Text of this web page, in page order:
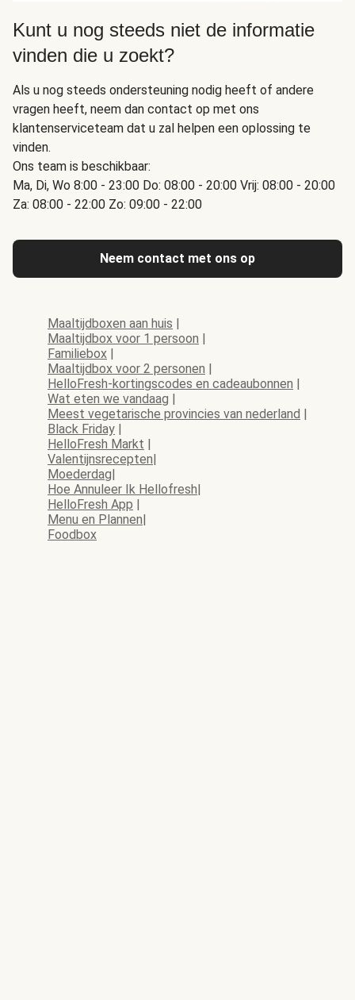
Kunt u nog steeds niet de informatie
vinden die u zoekt?
Als u nog steeds ondersteuning nodig heeft of andere
vragen heeft, neem dan contact op met ons
klantenserviceteam dat u zal helpen een oplossing te
vinden.
Ons team is beschikbaar:
Ma, Di, Wo 8:00 - 23:00 Do: 08:00 - 20:00 Vrij: 08:00 - 20:00
Za: 08:00 - 22:00 Zo: 09:00 - 22:00
Neem contact met ons op
Maaltijdboxen aan huis |
Maaltijdbox voor 1 persoon |
Familiebox |
Maaltijdbox voor 2 personen |
HelloFresh-kortingscodes en cadeaubonnen |
Wat eten we vandaag |
Meest vegetarische provincies van nederland |
Black Friday |
HelloFresh Markt |
Valentijnsrecepten|
Moederdag|
Hoe Annuleer Ik Hellofresh|
HelloFresh App |
Menu en Plannen|
Foodbox